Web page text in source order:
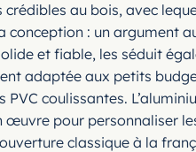
au bois, avec
: un argument
et fiable, les séduit
adaptée aux petits
coulissantes.
pour personnaliser
classique à la